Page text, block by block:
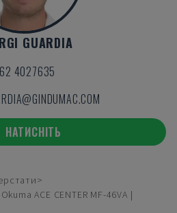
GUARDIA
4027635
НАТИСНІТЬ
ACE CENTER MF-46VA |